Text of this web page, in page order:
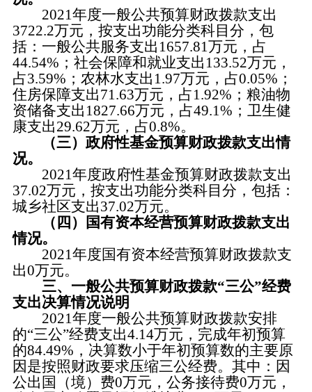
2021年度一般公共预算财政拨款支出
3722.2万元，按支出功能分类科目分，包
括：一般公共服务支出1657.81万元，占
44.54%；社会保障和就业支出133.52万元，
占3.59%；农林水支出1.97万元，占0.05%；
住房保障支出71.63万元，占1.92%；粮油物
资储备支出1827.66万元，占49.1%；卫生健
康支出29.62万元，占0.8%。
（三）政府性基金预算财政拨款支出情
况。
2021年度政府性基金预算财政拨款支出
37.02万元，按支出功能分类科目分，包括：
城乡社区支出37.02万元。
（四）国有资本经营预算财政拨款支出
情况。
2021年度国有资本经营预算财政拨款支
出0万元。
三、一般公共预算财政拨款“三公”经费
支出决算情况说明
2021年度一般公共预算财政拨款安排
的“三公”经费支出4.14万元，完成年初预算
的84.49%，决算数小于年初预算数的主要原
因是按照财政要求压缩三公经费。其中：因
公出国（境）费0万元，公务接待费0万元，